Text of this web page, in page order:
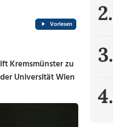
Vorlesen
Kremsmünster zu
Universität Wien
2.
3.
4.